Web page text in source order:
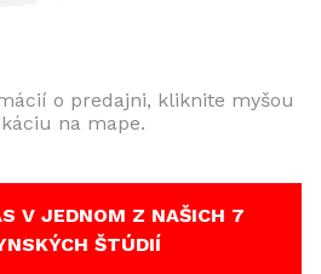
o predajni, kliknite myšou
na mape.
V JEDNOM Z NAŠICH 7
ŠTÚDIÍ